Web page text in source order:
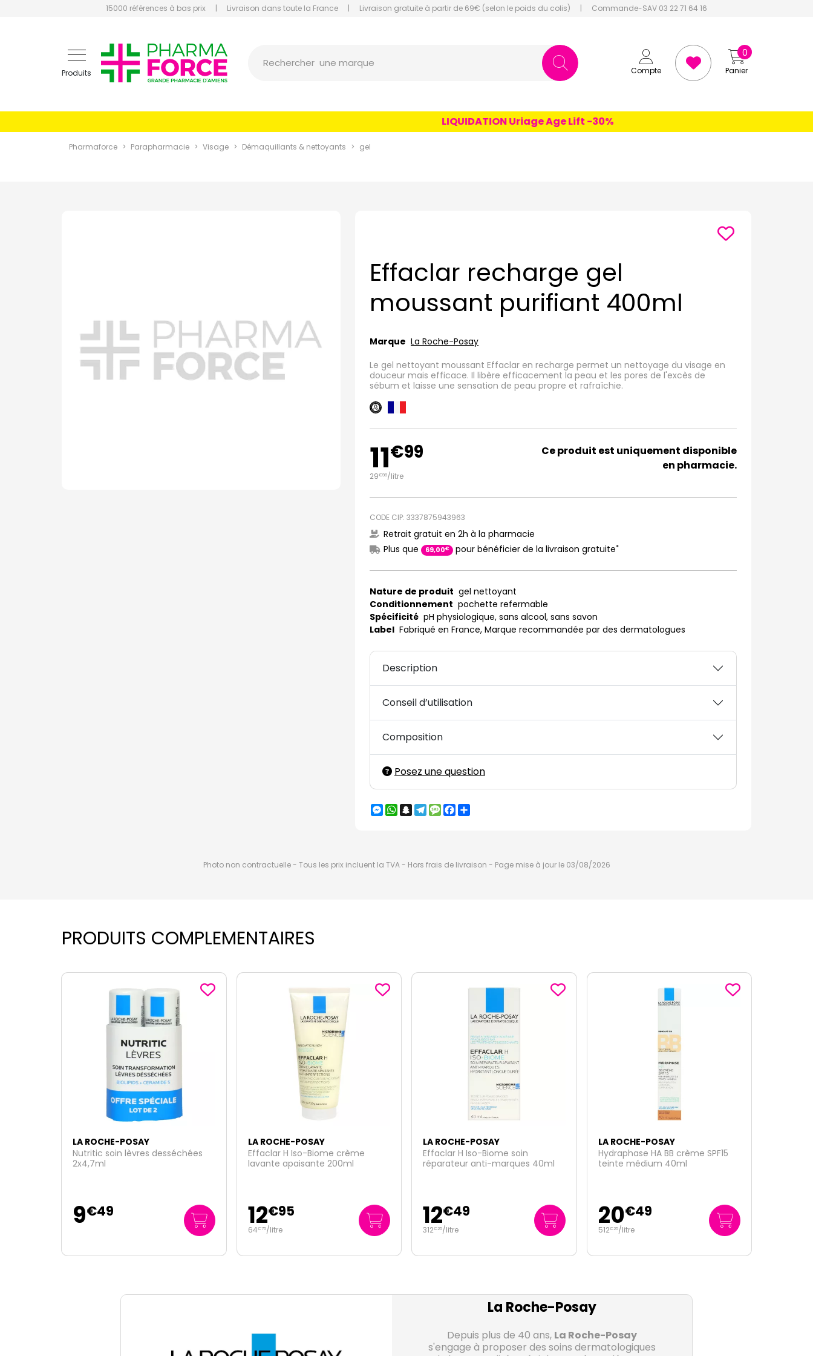
15000 références à bas prix | Livraison dans toute la France | Livraison gratuite à partir de 69€ (selon le poids du colis) | Commande-SAV 03 22 71 64 16
Produits Compte Panier
0
Rechercher
LIQUIDATION Uriage Age Lift -30%
Pharmaforce Parapharmacie Visage Démaquillants & nettoyants gel
Effaclar recharge gel
moussant purifiant 400ml
Marque La Roche-Posay
Le gel nettoyant moussant Effaclar en recharge permet un nettoyage du visage en
douceur mais efficace. Il libère efficacement la peau et les pores de l'excès de
sébum et laisse une sensation de peau propre et rafraîchie.
11€99
29€98/litre
Ce produit est uniquement disponible
en pharmacie.
CODE CIP: 3337875943963
Retrait gratuit en 2h à la pharmacie
Plus que
69,00€ pour bénéficier de la livraison gratuite*
Nature de produit gel nettoyant
Conditionnement pochette refermable
Spécificité pH physiologique, sans alcool, sans savon
Label Fabriqué en France, Marque recommandée par des dermatologues
Description
Conseil d’utilisation
Composition
Posez une question
Messenger
WhatsApp
Snapchat
Telegram
MessageFacebook
Photo non contractuelle - Tous les prix incluent la TVA - Hors frais de livraison - Page mise à jour le 03/08/2026
PRODUITS COMPLEMENTAIRES
LA ROCHE-POSAY
Effaclar H Iso-Biome crème
lavante apaisante 200ml
12€95
LA ROCHE-POSAY
Effaclar H Iso-Biome soin
réparateur anti-marques 40ml
12€49
312€25/litre
LA ROCHE-POSAY
Hydraphase HA BB crème SPF15
teinte médium 40ml
20€49
512€25/litre
LA ROCHE-POSAY
Effaclar masque sébo-régulateur
100ml
13€49
134€90/litre
La Roche-Posay
Depuis plus de 40 ans, La Roche-Posay
s'engage à proposer des soins dermatologiques